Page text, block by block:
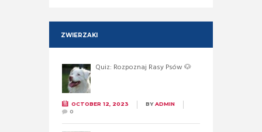
ZWIERZAKI
Quiz: Rozpoznaj Rasy Psów 🐶
OCTOBER 12, 2023 BYADMIN
0